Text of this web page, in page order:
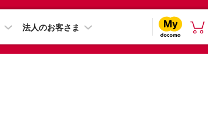
法人のお客さま